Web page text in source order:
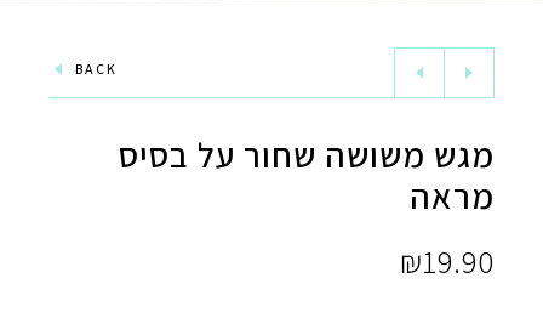
BACK
מגש משושה שחור על בסיס
מראה
₪19.90